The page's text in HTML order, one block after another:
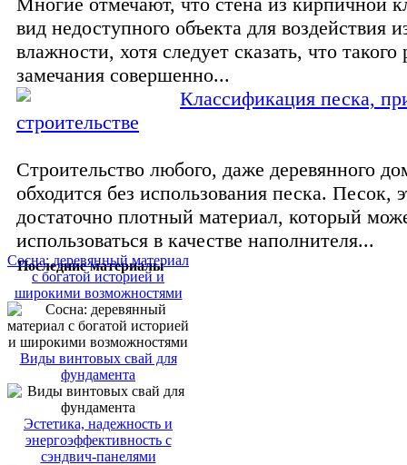
вид недоступного объекта для воздействия
влажности, хотя следует сказать, что такого
замечания совершенно...
Классификация песка,
строительстве
Строительство любого, даже деревянного
обходится без использования песка. Песок,
достаточно плотный материал, который
использоваться в качестве наполнителя...
Последние материалы
Сосна: деревянный материал
с богатой историей и
широкими возможностями
Виды винтовых свай для
фундамента
Эстетика, надежность и
энергоэффективность с
сэндвич-панелями